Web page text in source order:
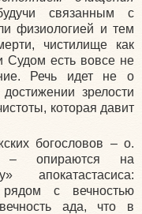
связанным с
физиологией и тем
чистилище как
Судом есть вовсе не
Речь идет не о
зрелости
которая давит
богословов – о.
опираются на
апокатастасиса:
с вечностью
ада, что в